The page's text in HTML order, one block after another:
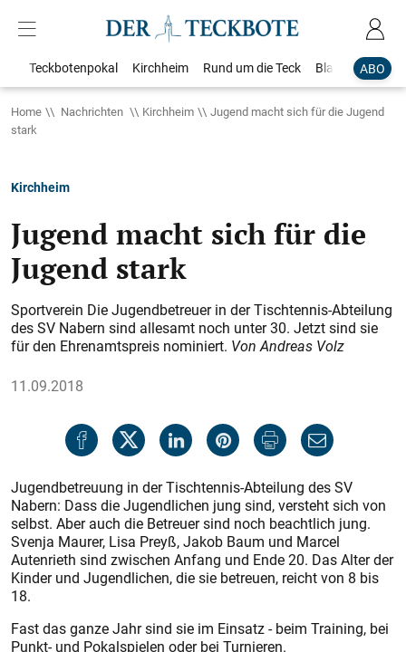
ABO
Teckbotenpokal Kirchheim Rund um die Teck Blaulicht
Home Nachrichten Kirchheim
Jugend macht sich für die Jugend
stark
Kirchheim
Jugend macht sich für die
Jugend stark
Sportverein Die Jugendbetreuer in der Tischtennis-Abteilung
des SV Nabern sind allesamt noch unter 30. Jetzt sind sie
für den Ehrenamtspreis nominiert. Von Andreas Volz
11.09.2018
Jugendbetreuung in der Tischtennis-Abteilung des SV
Nabern: Dass die Jugendlichen jung sind, versteht sich von
selbst. Aber auch die Betreuer sind noch beachtlich jung.
Svenja Maurer, Lisa Preyß, Jakob Baum und Marcel
Autenrieth sind zwischen Anfang und Ende 20. Das Alter der
Kinder und Jugendlichen, die sie betreuen, reicht von 8 bis
18.
Fast das ganze Jahr sind sie im Einsatz - beim Training, bei
Punkt- und Pokalspielen oder bei Turnieren.